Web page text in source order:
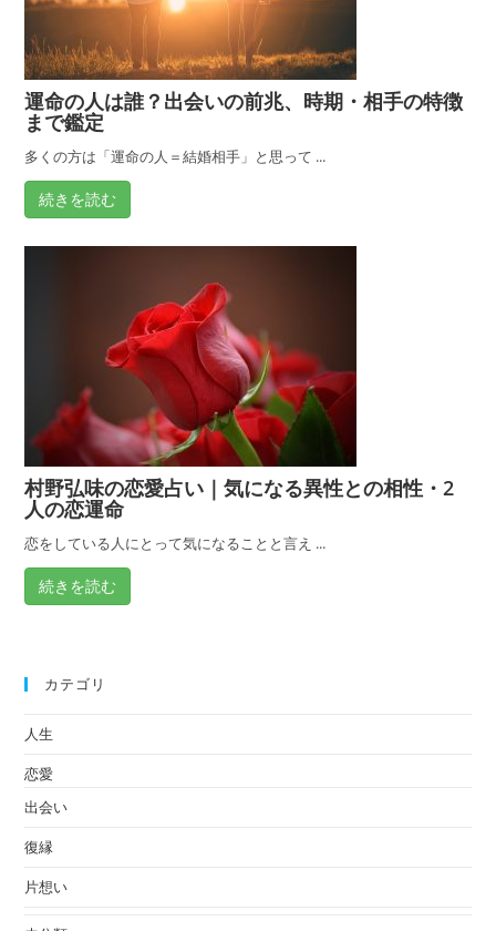
運命の人は誰？出会いの前兆、時期・相手の特徴
まで鑑定
多くの方は「運命の人＝結婚相手」と思って ...
続きを読む
村野弘味の恋愛占い｜気になる異性との相性・2
人の恋運命
恋をしている人にとって気になることと言え ...
続きを読む
カテゴリ
人生
恋愛
出会い
復縁
片想い